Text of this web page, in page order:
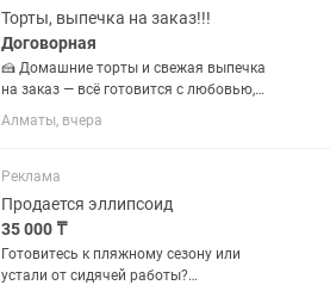
Торты, выпечка на заказ!!!
Договорная
🍰 Домашние торты и свежая выпечка
на заказ — всё готовится с любовью,
только из качественных и свежих
продуктов. ✨ У нас вы найдете: 🎂
мясные пироги 🥟...
Алматы, вчера
Реклама
Продается эллипсоид
35 000 ₸
Готовитесь к пляжному сезону или
устали от сидячей работы?